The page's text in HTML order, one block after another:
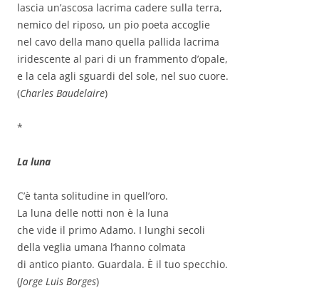
lascia un’ascosa lacrima cadere sulla terra,
nemico del riposo, un pio poeta accoglie
nel cavo della mano quella pallida lacrima
iridescente al pari di un frammento d’opale,
e la cela agli sguardi del sole, nel suo cuore.
(Charles Baudelaire)
*
La luna
C’è tanta solitudine in quell’oro.
La luna delle notti non è la luna
che vide il primo Adamo. I lunghi secoli
della veglia umana l’hanno colmata
di antico pianto. Guardala. È il tuo specchio.
(Jorge Luis Borges)